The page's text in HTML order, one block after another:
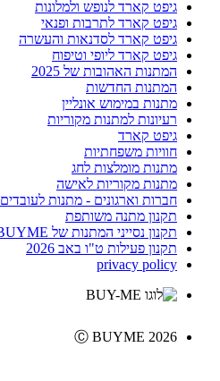
גיפט קארד לנופש ולמלונות
גיפט קארד לתרבות ופנאי
גיפט קארד לסדנאות והעשרה
גיפט קארד ליופי וטיפוח
המתנות האהובות של 2025
המתנות החדשות
מתנות במימוש אונליין
רעיונות למתנות מקוריות
גיפט קארד
חוויות משפחתיות
מתנות מומלצות לחג
מתנות מקוריות לאישה
חברות וארגונים - מתנות לעובדים
תקנון מתנה משותפת
תקנון נסייני המתנות של BUYME
תקנון פעילות ט"ו באב 2026
privacy policy
Ⓒ BUYME 2026